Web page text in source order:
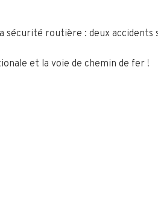
sécurité routière : deux
et la voie de chemin de fer !